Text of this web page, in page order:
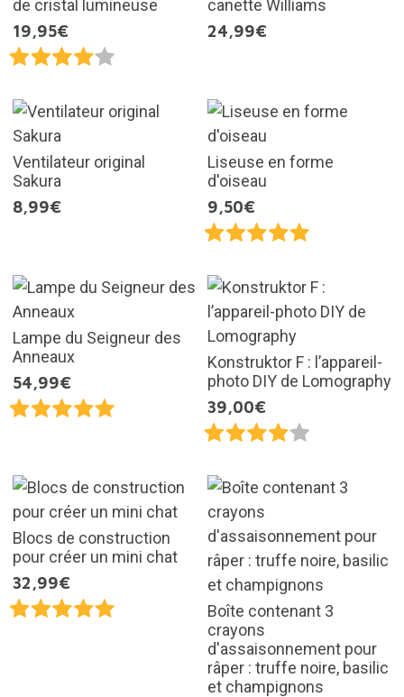
de cristal lumineuse
19,95€
canette Williams
24,99€
Ventilateur original
Sakura
8,99€
Liseuse en forme
d'oiseau
9,50€
Lampe du Seigneur des
Anneaux
54,99€
Konstruktor F : l’appareil-
photo DIY de Lomography
39,00€
Blocs de construction
pour créer un mini chat
32,99€
Boîte contenant 3
crayons
d'assaisonnement pour
râper : truffe noire, basilic
et champignons